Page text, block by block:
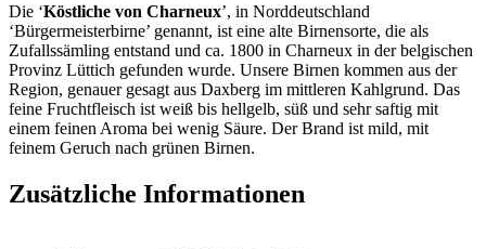
Die ‘Köstliche von Charneux’, in Norddeutschland
‘Bürgermeisterbirne’ genannt, ist eine alte Birnensorte, die als
Zufallssämling entstand und ca. 1800 in Charneux in der belgischen
Provinz Lüttich gefunden wurde. Unsere Birnen kommen aus der
Region, genauer gesagt aus Daxberg im mittleren Kahlgrund. Das
feine Fruchtfleisch ist weiß bis hellgelb, süß und sehr saftig mit
einem feinen Aroma bei wenig Säure. Der Brand ist mild, mit
feinem Geruch nach grünen Birnen.
Zusätzliche Informationen